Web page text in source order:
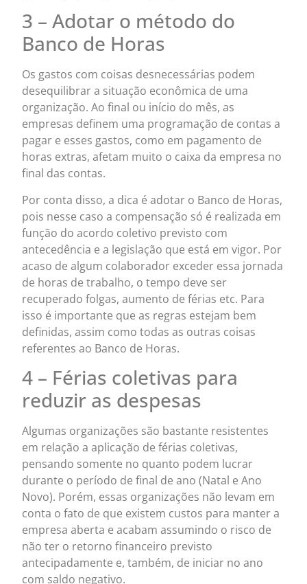
3 – Adotar o método do
Banco de Horas
Os gastos com coisas desnecessárias podem
desequilibrar a situação econômica de uma
organização. Ao final ou início do mês, as
empresas definem uma programação de contas a
pagar e esses gastos, como em pagamento de
horas extras, afetam muito o caixa da empresa no
final das contas.
Por conta disso, a dica é adotar o Banco de Horas,
pois nesse caso a compensação só é realizada em
função do acordo coletivo previsto com
antecedência e a legislação que está em vigor. Por
acaso de algum colaborador exceder essa jornada
de horas de trabalho, o tempo deve ser
recuperado folgas, aumento de férias etc. Para
isso é importante que as regras estejam bem
definidas, assim como todas as outras coisas
referentes ao Banco de Horas.
4 – Férias coletivas para
reduzir as despesas
Algumas organizações são bastante resistentes
em relação a aplicação de férias coletivas,
pensando somente no quanto podem lucrar
durante o período de final de ano (Natal e Ano
Novo). Porém, essas organizações não levam em
conta o fato de que existem custos para manter a
empresa aberta e acabam assumindo o risco de
não ter o retorno financeiro previsto
antecipadamente e, também, de iniciar no ano
com saldo negativo.